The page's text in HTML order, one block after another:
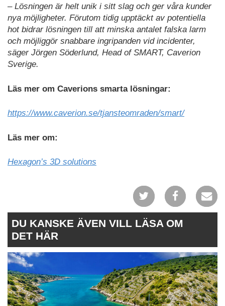
– Lösningen är helt unik i sitt slag och ger våra kunder
nya möjligheter. Förutom tidig upptäckt av potentiella
hot bidrar lösningen till att minska antalet falska larm
och möjliggör snabbare ingripanden vid incidenter,
säger Jörgen Söderlund, Head of SMART, Caverion
Sverige.
Läs mer om Caverions smarta lösningar:
https://www.caverion.se/tjansteomraden/smart/
Läs mer om:
Hexagon’s 3D solutions
DU KANSKE ÄVEN VILL LÄSA OM
DET HÄR